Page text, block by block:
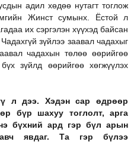
адил хөдөө нутагт тоглож
Жинст сумынх. Ёстой л
их сэргэлэн хүүхэд байсан
зүйлээ заавал чадахыг
чадахын төлөө өөрийгөө
зүйлд өөрийгөө хөгжүүлэх
л дээ. Хэдэн сар өдрөөр
бүр шахуу тоглолт, арга
бүхний ард гэр бүл арын
явдаг. Та гэр бүлээ